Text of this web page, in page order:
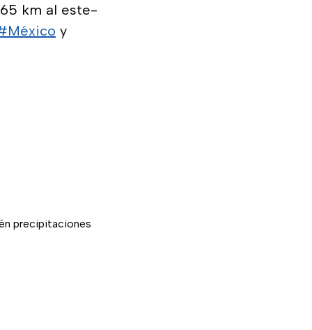
km al este-
y
precipitaciones